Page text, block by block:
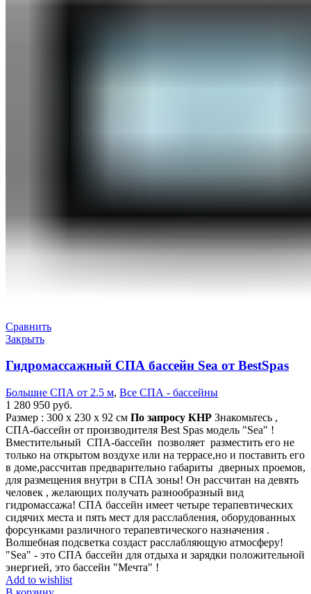
Сравнить
Закрыть
Гидромассажный СПА бассейн Sea от BestSpas
Большие СПА от 2.5 м, Все СПА - бассейны
1 280 950 руб.
Размер : 300 х 230 х 92 см По запросу КНР Знакомьтесь ,
СПА-бассейн от производителя Best Spas модель "Sea" !
Вместительный СПА-бассейн позволяет разместить его не
только на открытом воздухе или на террасе,но и поставить его
в доме,рассчитав предварительно габариты дверных проемов,
для размещения внутри в СПА зоны! Он рассчитан на девять
человек , желающих получать разнообразный вид
гидромассажа! СПА бассейн имеет четыре терапевтических
сидячих места и пять мест для расслабления, оборудованных
форсунками различного терапевтического назначения .
Волшебная подсветка создаст расслабляющую атмосферу!
"Sea" - это СПА бассейн для отдыха и зарядки положительной
энергией, это бассейн "Мечта" !
Add to wishlist